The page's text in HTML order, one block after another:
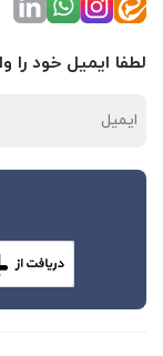
لطفا ایمیل خود را